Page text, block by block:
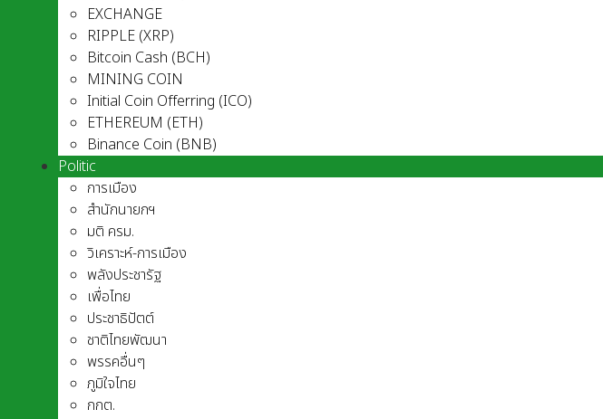
EXCHANGE
RIPPLE (XRP)
Bitcoin Cash (BCH)
MINING COIN
Initial Coin Offerring (ICO)
ETHEREUM (ETH)
Binance Coin (BNB)
Politic
การเมือง
สำนักนายกฯ
มติ ครม.
วิเคราะห์-การเมือง
พลังประชารัฐ
เพื่อไทย
ประชาธิปัตต์
ชาติไทยพัฒนา
พรรคอื่นๆ
ภูมิใจไทย
กกต.